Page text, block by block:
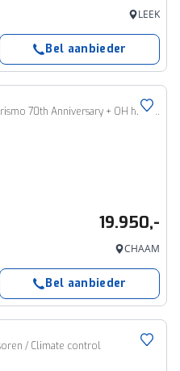
LEEK
Bel aanbieder
500C 1.4 T-Jet Abarth 165PK 595 Turismo 70th Anniversary + OH historie/1e eigenaar|Nette auto!|Navi|Apple|Android|Beats
19.950,-
CHAAM
Bel aanbieder
/ Climate control